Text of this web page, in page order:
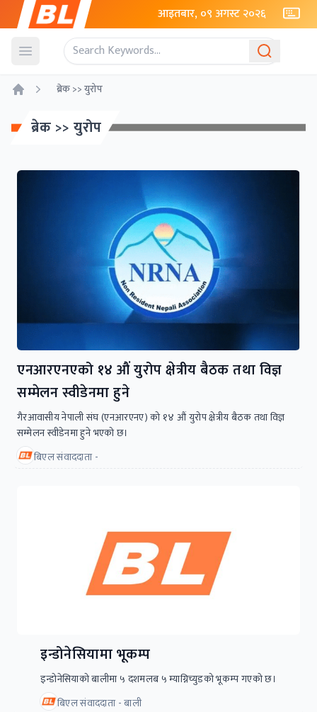
आइतबार, ०९ अगस्ट २०२६
Open menu
ब्रेक >> युरोप
ब्रेक >> युरोप
एनआरएनएको १४ औं युरोप क्षेत्रीय बैठक तथा विज्ञ
सम्मेलन स्वीडेनमा हुने
गैरआवासीय नेपाली संघ (एनआरएनए) को १४ औं युरोप क्षेत्रीय बैठक तथा विज्ञ
सम्मेलन स्वीडेनमा हुने भएको छ।
बिएल संवाददाता -
इन्डोनेसियामा भूकम्प
इन्डोनेसियाको बालीमा ५ दशमलब ५ म्याग्निच्युडको भूकम्प गएको छ।
बिएल संवाददाता - बाली